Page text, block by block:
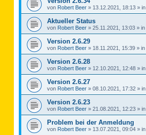
von Robert Beer » 13.12.2021, 18:13 » in
Aktueller Status
von Robert Beer » 25.11.2021, 13:03 » in
Version 2.6.29
von Robert Beer » 18.11.2021, 15:39 » in
Version 2.6.28
von Robert Beer » 12.10.2021, 12:48 » in
Version 2.6.27
von Robert Beer » 08.10.2021, 17:32 » in
Version 2.6.23
von Robert Beer » 21.08.2021, 12:23 » in
Problem bei der Anmeldung
von Robert Beer » 13.07.2021, 09:04 » in